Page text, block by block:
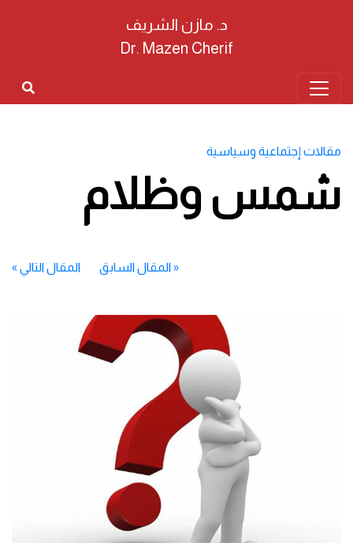
د. مازن الشريف
Dr. Mazen Cherif
مقالات إجتماعية وسياسية
شمس وظلام
«المقال السابق المقال التالي »